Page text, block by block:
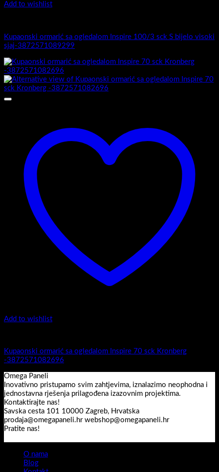
Add to wishlist
Kupaonski ormarić sa ogledalom Inspire 100/3 sck S bijelo visoki
sjaj-3872571089299
Add to wishlist
Kupaonski ormarić sa ogledalom Inspire 70 sck Kronberg
-3872571082696
Omega Paneli
Inovativno pristupamo svim zahtjevima, iznalazimo neophodna i
jednostavna rješenja prilagođena izazovnim projektima.
Kontaktirajte nas!
Savska cesta 101 10000 Zagreb, Hrvatska
prodaja@omegapaneli.hr webshop@omegapaneli.hr
Pratite nas!
O nama
Blog